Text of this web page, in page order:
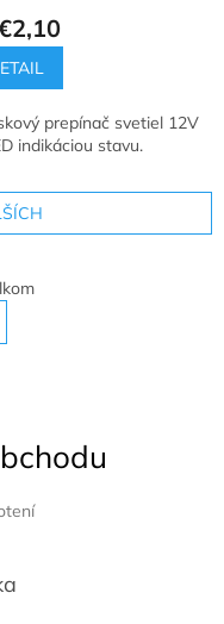
prepínač svetiel 12V
indikáciou stavu.